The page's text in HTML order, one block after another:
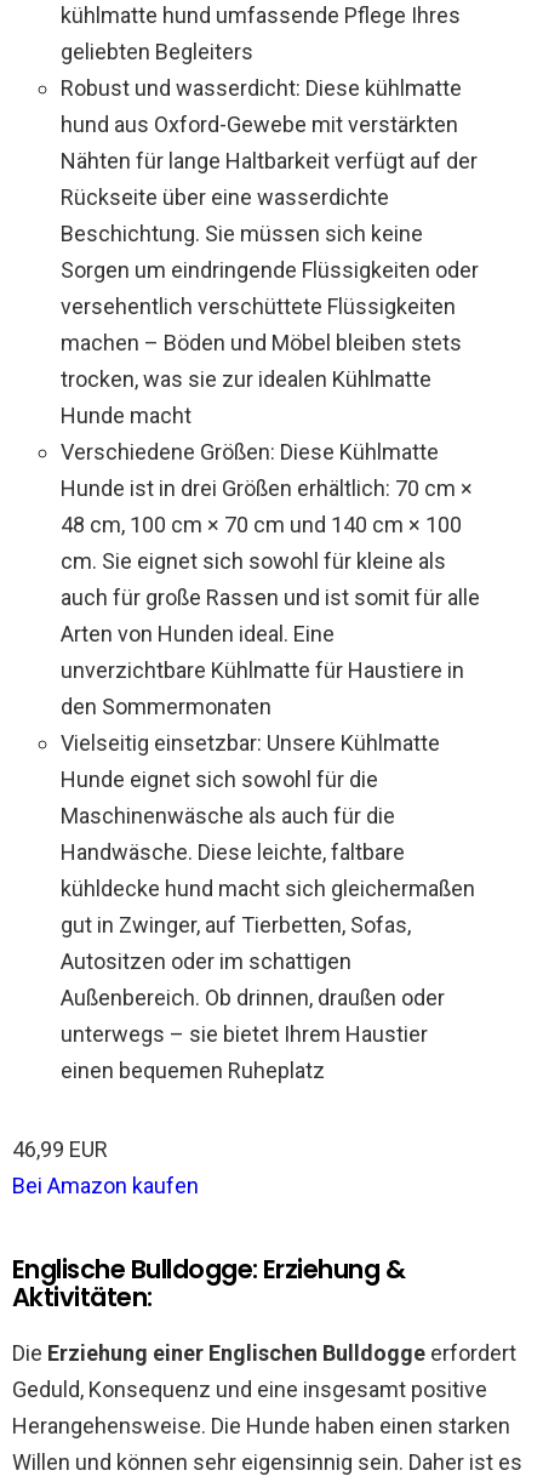
kühlmatte hund umfassende Pflege Ihres
geliebten Begleiters
Robust und wasserdicht: Diese kühlmatte
hund aus Oxford-Gewebe mit verstärkten
Nähten für lange Haltbarkeit verfügt auf der
Rückseite über eine wasserdichte
Beschichtung. Sie müssen sich keine
Sorgen um eindringende Flüssigkeiten oder
versehentlich verschüttete Flüssigkeiten
machen – Böden und Möbel bleiben stets
trocken, was sie zur idealen Kühlmatte
Hunde macht
Verschiedene Größen: Diese Kühlmatte
Hunde ist in drei Größen erhältlich: 70 cm ×
48 cm, 100 cm × 70 cm und 140 cm × 100
cm. Sie eignet sich sowohl für kleine als
auch für große Rassen und ist somit für alle
Arten von Hunden ideal. Eine
unverzichtbare Kühlmatte für Haustiere in
den Sommermonaten
Vielseitig einsetzbar: Unsere Kühlmatte
Hunde eignet sich sowohl für die
Maschinenwäsche als auch für die
Handwäsche. Diese leichte, faltbare
kühldecke hund macht sich gleichermaßen
gut in Zwinger, auf Tierbetten, Sofas,
Autositzen oder im schattigen
Außenbereich. Ob drinnen, draußen oder
unterwegs – sie bietet Ihrem Haustier
einen bequemen Ruheplatz
46,99 EUR
Bei Amazon kaufen
Englische Bulldogge: Erziehung &
Aktivitäten:
Die Erziehung einer Englischen Bulldogge erfordert
Geduld, Konsequenz und eine insgesamt positive
Herangehensweise. Die Hunde haben einen starken
Willen und können sehr eigensinnig sein. Daher ist es